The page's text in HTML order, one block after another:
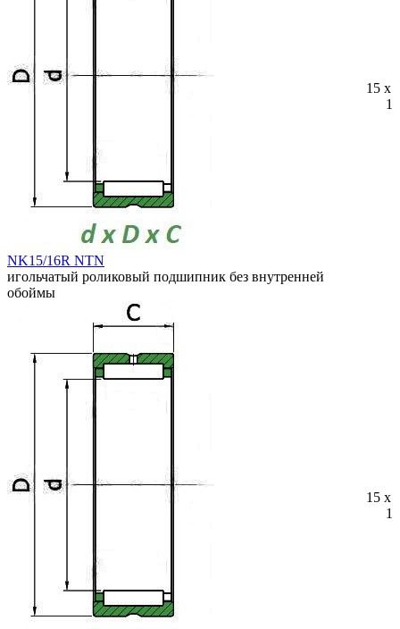
NK15/16R NTN
игольчатый роликовый подшипник без внутренней
обоймы
15 x
16
15 x
16